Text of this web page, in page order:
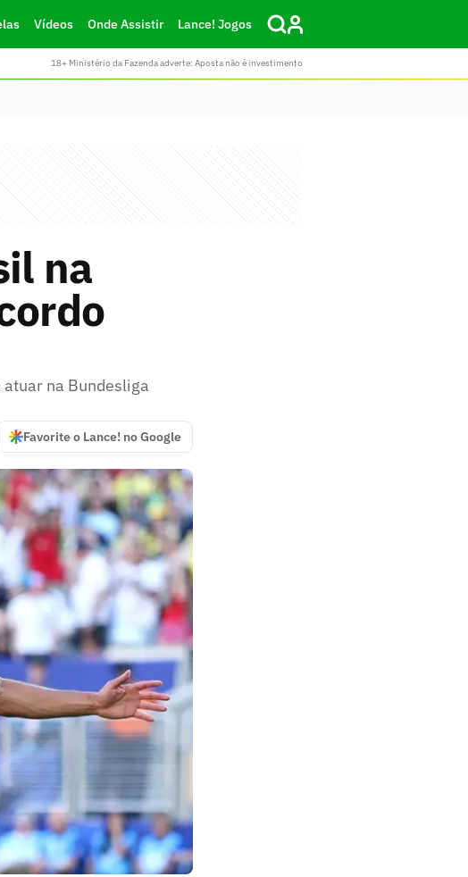
Vídeos Onde Assistir Lance! Jogos
18+ Ministério da Fazenda adverte: Aposta não é investimento
na
na Bundesliga
Favorite o Lance! no Google